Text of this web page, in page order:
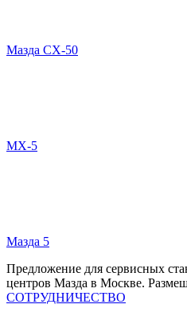
Мазда СХ-50
MX-5
Мазда 5
Предложение для сервисных
центров Мазда в Москве.
СОТРУДНИЧЕСТВО